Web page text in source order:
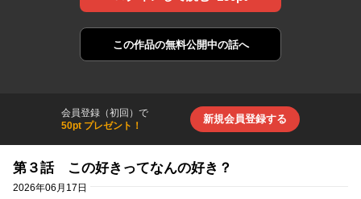
この作品の無料公開中の話へ
会員登録（初回）で
50pt プレゼント！
新規会員登録する
第３話 この好きってなんの好き？
2026年06月17日